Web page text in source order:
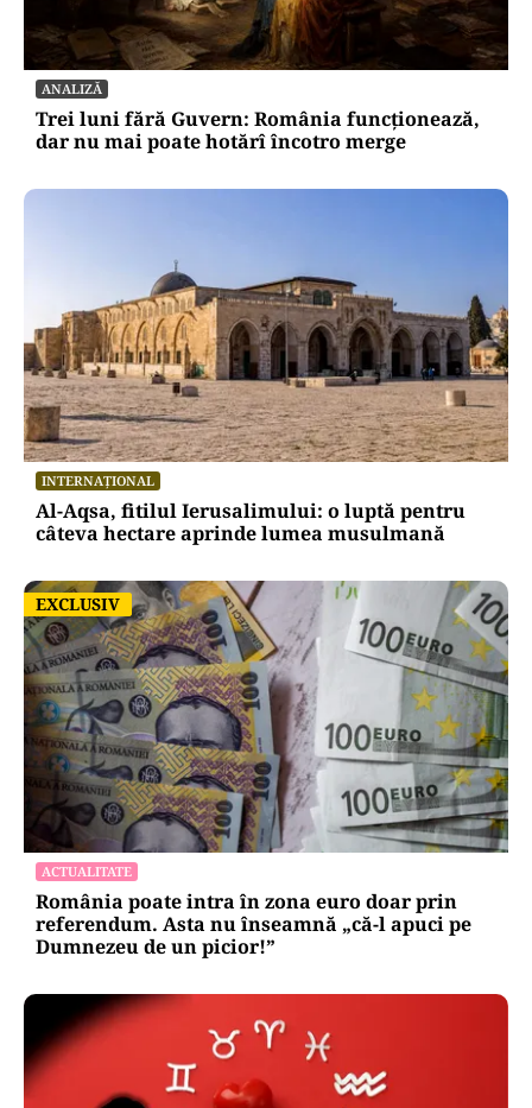
ANALIZĂ
Trei luni fără Guvern: România funcționează,
dar nu mai poate hotărî încotro merge
INTERNAȚIONAL
Al-Aqsa, fitilul Ierusalimului: o luptă pentru
câteva hectare aprinde lumea musulmană
EXCLUSIV
EXCLUSIV
ACTUALITATE
România poate intra în zona euro doar prin
referendum. Asta nu înseamnă „că-l apuci pe
Dumnezeu de un picior!”